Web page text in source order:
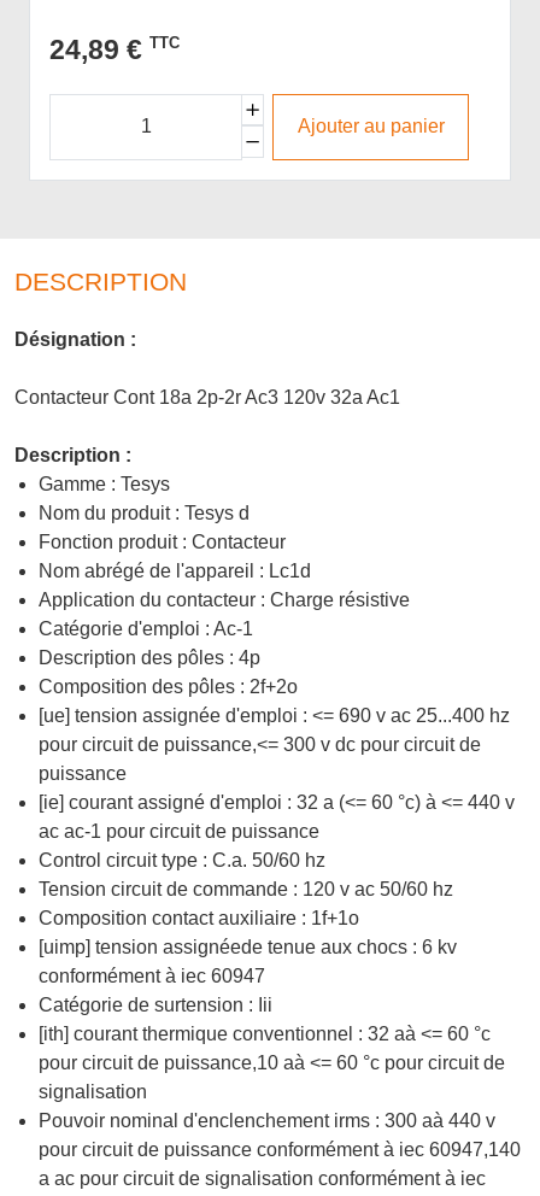
24,89 € TTC
Ajouter au panier
DESCRIPTION
Désignation :
Contacteur Cont 18a 2p-2r Ac3 120v 32a Ac1
Description :
Gamme : Tesys
Nom du produit : Tesys d
Fonction produit : Contacteur
Nom abrégé de l'appareil : Lc1d
Application du contacteur : Charge résistive
Catégorie d'emploi : Ac-1
Description des pôles : 4p
Composition des pôles : 2f+2o
[ue] tension assignée d'emploi : <= 690 v ac 25...400 hz
pour circuit de puissance,<= 300 v dc pour circuit de
puissance
[ie] courant assigné d'emploi : 32 a (<= 60 °c) à <= 440 v
ac ac-1 pour circuit de puissance
Control circuit type : C.a. 50/60 hz
Tension circuit de commande : 120 v ac 50/60 hz
Composition contact auxiliaire : 1f+1o
[uimp] tension assignéede tenue aux chocs : 6 kv
conformément à iec 60947
Catégorie de surtension : Iii
[ith] courant thermique conventionnel : 32 aà <= 60 °c
pour circuit de puissance,10 aà <= 60 °c pour circuit de
signalisation
Pouvoir nominal d'enclenchement irms : 300 aà 440 v
pour circuit de puissance conformément à iec 60947,140
a ac pour circuit de signalisation conformément à iec